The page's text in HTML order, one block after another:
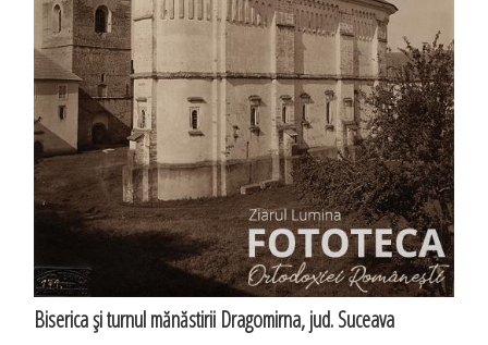
Biserica şi turnul mănăstirii Dragomirna, jud. Suceava